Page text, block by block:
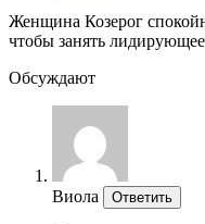
Женщина Козерог
чтобы занять
Обсуждают
Виола Ответить